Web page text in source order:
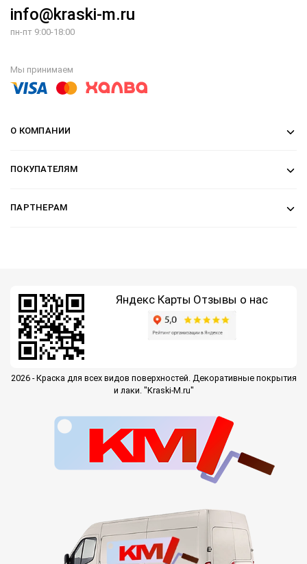
info@kraski-m.ru
пн-пт 9:00-18:00
Мы принимаем
О КОМПАНИИ
ПОКУПАТЕЛЯМ
ПАРТНЕРАМ
Яндекс Карты Отзывы о нас
2026 - Краска для всех видов поверхностей. Декоративные покрытия
и лаки. "Kraski-M.ru"